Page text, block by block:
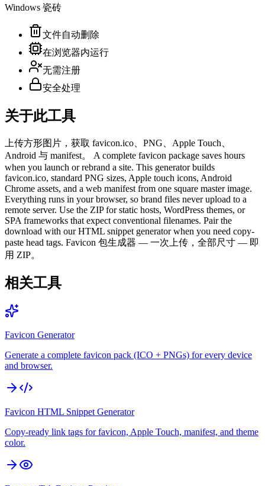
Windows 瓷砖
文件自动删除
在浏览器内运行
无需注册
安全处理
关于此工具
上传方形图片，获取 favicon.ico、PNG、Apple Touch、
Android 与 manifest。 A complete favicon package saves hours
when you launch or rebrand a site. This generator builds
favicon.ico, standard PNG sizes, Apple touch icons, Android
Chrome assets, and a web manifest from one square master image.
Everything runs in your browser, so brand files never upload to a
remote server. Use the ZIP for static hosts, WordPress themes, or
SPA frameworks that expect conventional filenames. Pair the
download with our HTML snippet generator when you need copy-
paste head tags. Favicon 包生成器 — 一次上传，全部尺寸 — 即
用 ZIP。
相关工具
Favicon Generator
Generate a complete favicon pack (ICO + PNGs) for every device
and browser.
Favicon HTML Snippet Generator
Copy-ready link tags for favicon, Apple Touch, manifest, and theme
color.